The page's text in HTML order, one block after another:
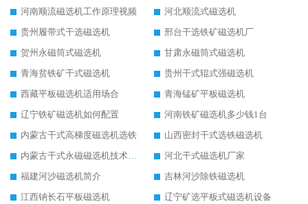
河南顺流磁选机工作原理视频
河北顺流式磁选机
贵州履带式干选磁选机
邢台干选铁矿磁选机厂
贺州永磁筒式磁选机
甘肃永磁筒式磁选机
青海贫铁矿干式磁选机
贵州干式辊式强磁选机
西藏平板磁选机适用场合
青海锰矿平板磁选机
辽宁铁矿磁选机如何配置
河南铁矿磁选机多少钱1台
内蒙古干式高梯度磁选机选铁
山西密封干式选铁磁选机
内蒙古干式永磁磁选机技术要求
河北干式磁选机厂家
福建河沙磁选机简介
吉林河沙除铁磁选机
江西钠长石平板磁选机
辽宁矿选平板式磁选机设备